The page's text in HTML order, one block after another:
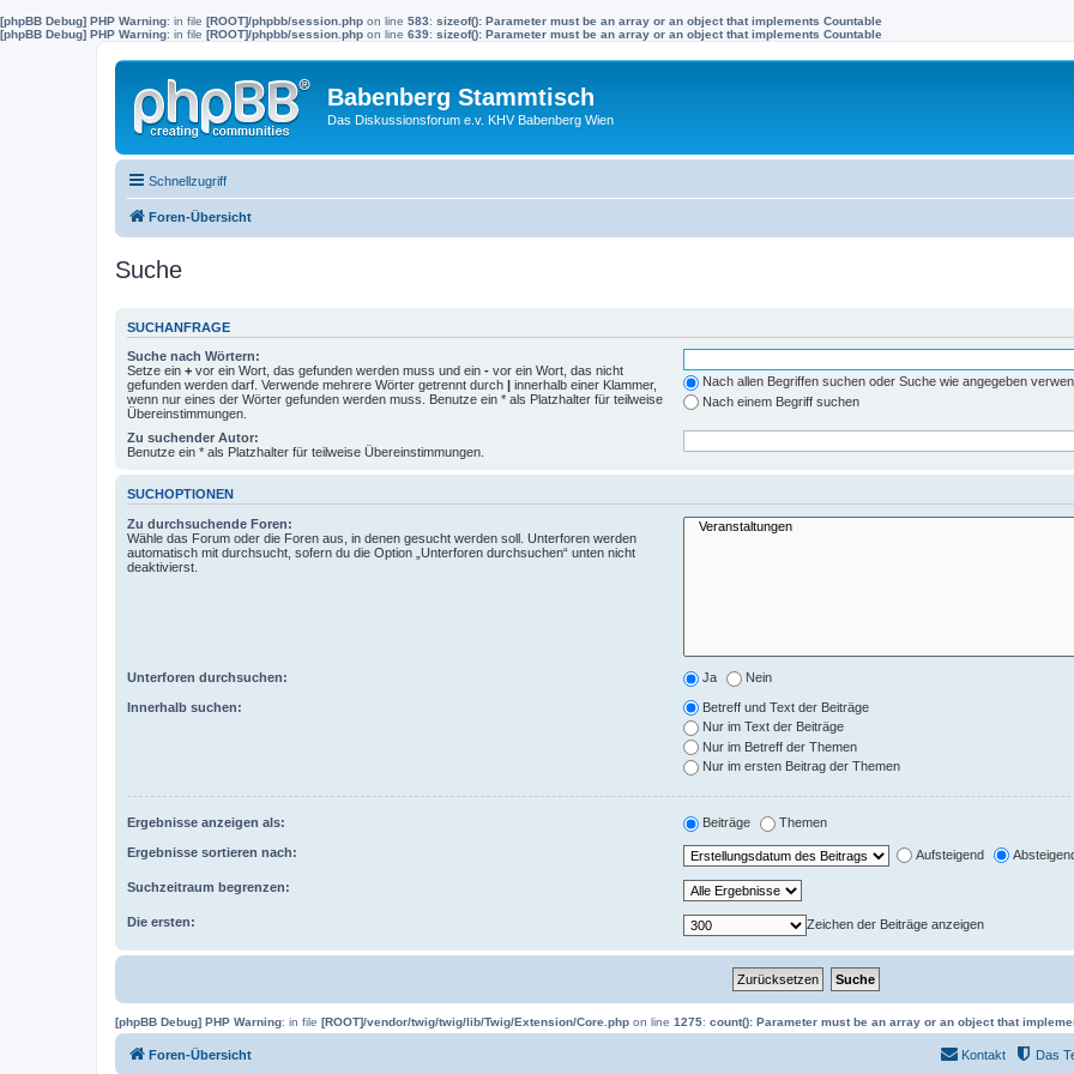
[phpBB Debug] PHP Warning: in file [ROOT]/phpbb/session.php on line 583: sizeof(): Parameter must be an array or an object that implements Countable
[phpBB Debug] PHP Warning: in file [ROOT]/phpbb/session.php on line 639: sizeof(): Parameter must be an array or an object that implements Countable
Babenberg Stammtisch
Das Diskussionsforum e.v. KHV Babenberg Wien
Schnellzugriff
Foren-Übersicht
Suche
SUCHANFRAGE
Suche nach Wörtern:
Setze ein + vor ein Wort, das gefunden werden muss und ein - vor ein Wort, das nicht
gefunden werden darf. Verwende mehrere Wörter getrennt durch | innerhalb einer Klammer,
wenn nur eines der Wörter gefunden werden muss. Benutze ein * als Platzhalter für teilweise
Übereinstimmungen.
Nach allen Begriffen suchen oder Suche wie angegeben
Nach einem Begriff suchen
Zu suchender Autor:
Benutze ein * als Platzhalter für teilweise Übereinstimmungen.
SUCHOPTIONEN
Zu durchsuchende Foren:
Wähle das Forum oder die Foren aus, in denen gesucht werden soll. Unterforen werden
automatisch mit durchsucht, sofern du die Option „Unterforen durchsuchen“ unten nicht
deaktivierst.
Unterforen durchsuchen: Ja Nein
Innerhalb suchen:
Betreff und Text der Beiträge
Nur im Text der Beiträge
Nur im Betreff der Themen
Nur im ersten Beitrag der Themen
Ergebnisse anzeigen als: Beiträge Themen
Ergebnisse sortieren nach: Aufsteigend
Suchzeitraum begrenzen:
Die ersten: Zeichen der Beiträge anzeigen
[phpBB Debug] PHP Warning: in file [ROOT]/vendor/twig/twig/lib/Twig/Extension/Core.php on line 1275: count(): Parameter must be an array or an object that
Foren-Übersicht Das
Kontakt